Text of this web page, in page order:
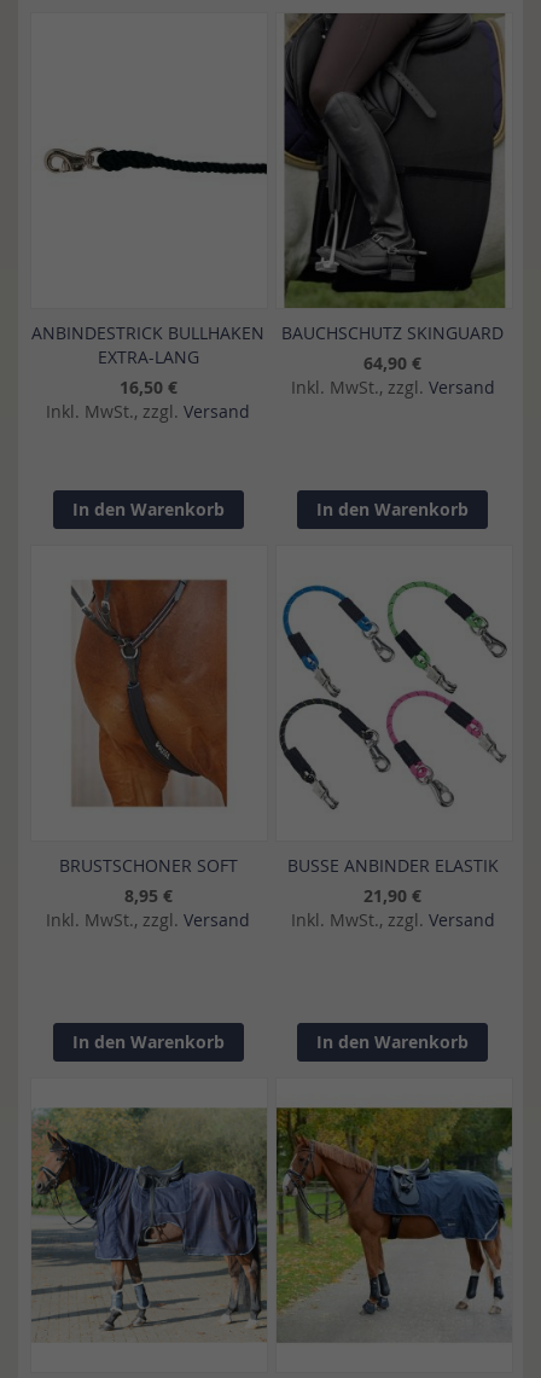
ANBINDESTRICK BULLHAKEN
EXTRA-LANG
16,50 €
Inkl. MwSt., zzgl. Versand
In den Warenkorb
BAUCHSCHUTZ SKINGUARD
64,90 €
Inkl. MwSt., zzgl. Versand
In den Warenkorb
BRUSTSCHONER SOFT
8,95 €
Inkl. MwSt., zzgl. Versand
In den Warenkorb
BUSSE ANBINDER ELASTIK
21,90 €
Inkl. MwSt., zzgl. Versand
In den Warenkorb